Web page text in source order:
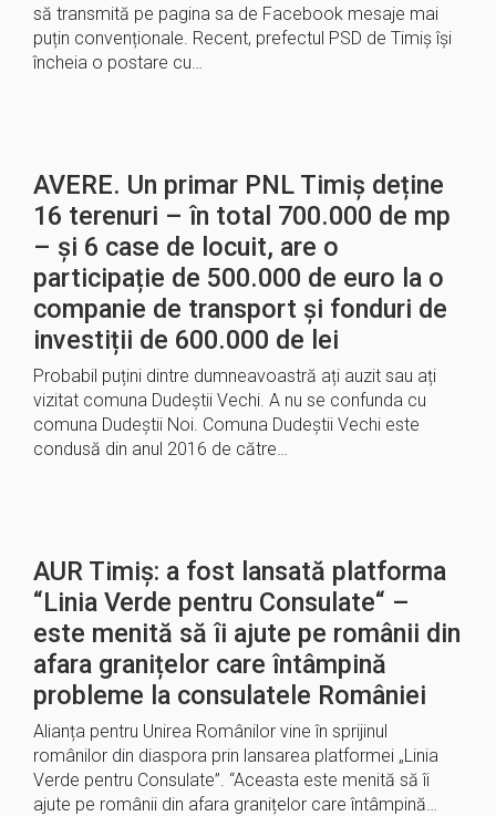
să transmită pe pagina sa de Facebook mesaje mai
puțin convenționale. Recent, prefectul PSD de Timiș își
încheia o postare cu…
AVERE. Un primar PNL Timiș deține
16 terenuri – în total 700.000 de mp
– și 6 case de locuit, are o
participație de 500.000 de euro la o
companie de transport și fonduri de
investiții de 600.000 de lei
Probabil puțini dintre dumneavoastră ați auzit sau ați
vizitat comuna Dudeștii Vechi. A nu se confunda cu
comuna Dudeștii Noi. Comuna Dudeștii Vechi este
condusă din anul 2016 de către…
AUR Timiș: a fost lansată platforma
“Linia Verde pentru Consulate“ –
este menită să îi ajute pe românii din
afara granițelor care întâmpină
probleme la consulatele României
Alianța pentru Unirea Românilor vine în sprijinul
românilor din diaspora prin lansarea platformei „Linia
Verde pentru Consulate”. “Aceasta este menită să îi
ajute pe românii din afara granițelor care întâmpină…